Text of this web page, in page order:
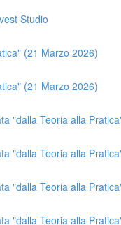
Studio
(21 Marzo 2026)
(21 Marzo 2026)
"dalla Teoria alla
"dalla Teoria alla
"dalla Teoria alla
"dalla Teoria alla